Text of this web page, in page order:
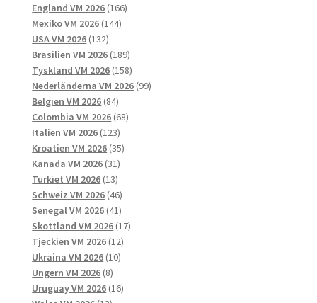
England VM 2026 166166
Mexiko VM 2026 144144
USA VM 2026 132132
produkter
Brasilien VM 2026 189189
produkter
Tyskland VM 2026 158158
produkter
Nederländerna VM 2026 9999
Belgien VM 2026 8484
produkter
Colombia VM 2026 6868
Italien VM 2026 123123
produkter
Kroatien VM 2026 3535
Kanada VM 2026 3131
produkter
Turkiet VM 2026 1313
produkter
Schweiz VM 2026 4646
produkter
Senegal VM 2026 4141
produkter
Skottland VM 2026 1717
Tjeckien VM 2026 1212
Ukraina VM 2026 1010
Ungern VM 2026 88
produkter
Uruguay VM 2026 1616